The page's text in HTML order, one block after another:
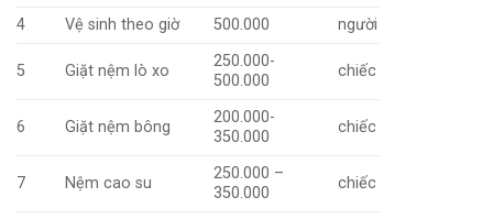
4 Vệ sinh theo giờ 500.000 người
5 Giặt nệm lò xo
250.000-
500.000
chiếc
6 Giặt nệm bông
200.000-
350.000
chiếc
7 Nệm cao su
250.000 –
350.000
chiếc